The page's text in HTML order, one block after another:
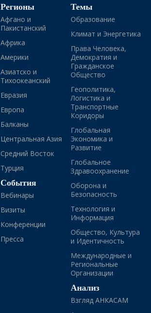
Регионы
Афгано и
Пакистанский
Африка
Америки
Азиатско и
Тихоокеанский
Евразия
Европа
Балканы
Центральная Азия
Средний Восток
Турция
События
Вебинары
Визиты
Конференции
Пресса
Темы
Образование
Климат и Энергетика
Права Человека,
Демократия и
Гражданское
Общество
Геополитика,
Логистика и
Транспортные
Коридоры
Глобальная
Экономика и
Развитие
Глобальное
Здравоохранение
Оборона и
Безопасность
Технология и
Информация
Общество, Культура
и Идентичность
Международные и
Региональные
Организации
Анализ
Взгляд АНКАСАМ